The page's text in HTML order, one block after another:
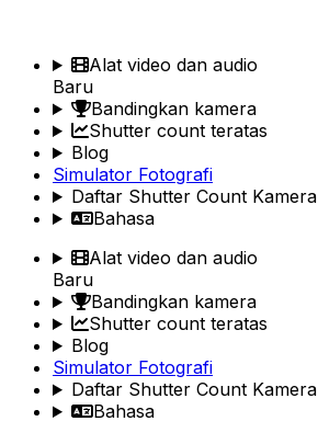
Alat video dan audio
Baru
Bandingkan kamera
Shutter count teratas
Blog
Simulator Fotografi
Daftar Shutter Count Kamera
Bahasa
Alat video dan audio
Baru
Bandingkan kamera
Shutter count teratas
Blog
Simulator Fotografi
Daftar Shutter Count Kamera
Bahasa